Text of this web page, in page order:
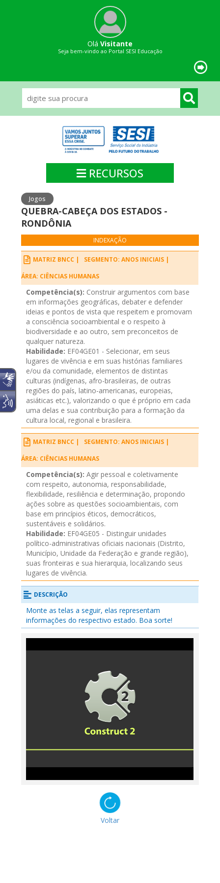
Olá Visitante
Seja bem-vindo ao Portal SESI Educação
RECURSOS
Jogos
QUEBRA-CABEÇA DOS ESTADOS -
RONDÔNIA
INDEXAÇÃO
MATRIZ BNCC |
SEGMENTO: ANOS INICIAIS |
ÁREA: CIÊNCIAS HUMANAS
Competência(s): Construir argumentos com base
em informações geográficas, debater e defender
ideias e pontos de vista que respeitem e promovam
a consciência socioambiental e o respeito à
biodiversidade e ao outro, sem preconceitos de
qualquer natureza.
Habilidade: EF04GE01 - Selecionar, em seus
lugares de vivência e em suas histórias familiares
e/ou da comunidade, elementos de distintas
culturas (indígenas, afro-brasileiras, de outras
regiões do país, latino-americanas, europeias,
asiáticas etc.), valorizando o que é próprio em cada
uma delas e sua contribuição para a formação da
cultura local, regional e brasileira.
MATRIZ BNCC |
SEGMENTO: ANOS INICIAIS |
ÁREA: CIÊNCIAS HUMANAS
Competência(s):Agir pessoal e coletivamente
com respeito, autonomia, responsabilidade,
flexibilidade, resiliência e determinação, propondo
ações sobre as questões socioambientais, com
base em princípios éticos, democráticos,
sustentáveis e solidários.
Habilidade: EF04GE05 - Distinguir unidades
político-administrativas oficiais nacionais (Distrito,
Município, Unidade da Federação e grande região),
suas fronteiras e sua hierarquia, localizando seus
lugares de vivência.
DESCRIÇÃO
Monte as telas a seguir, elas representam
informações do respectivo estado. Boa sorte!
Voltar